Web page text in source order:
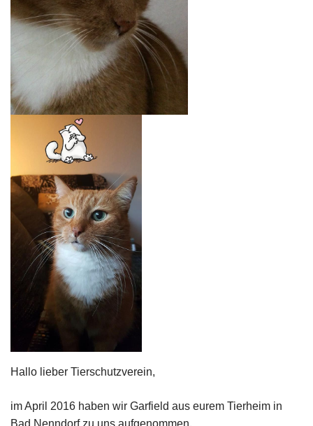
Hallo lieber Tierschutzverein,
im April 2016 haben wir Garfield aus eurem Tierheim in
Bad Nenndorf zu uns aufgenommen.